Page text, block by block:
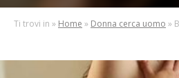
Sono, inoltre presenti, donne
casalinghe o studentesse.Sono
Ti trovi in » Home » Donna cerca uomo »